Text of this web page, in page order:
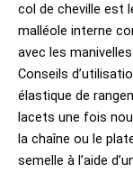
col de cheville est
malléole interne
avec les
Conseils
élastique de
lacets une fois
la chaîne ou le
semelle à l’aide